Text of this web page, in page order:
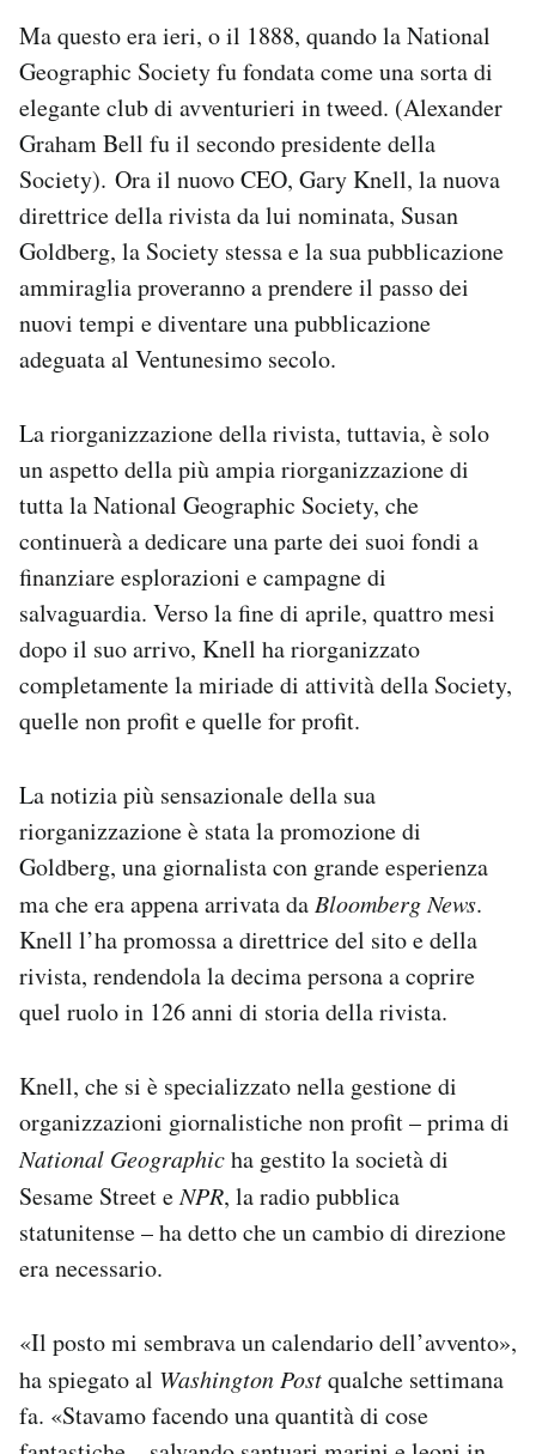
Ma questo era ieri, o il 1888, quando la National
Geographic Society fu fondata come una sorta di
elegante club di avventurieri in tweed. (Alexander
Graham Bell fu il secondo presidente della
Society). Ora il nuovo CEO, Gary Knell, la nuova
direttrice della rivista da lui nominata, Susan
Goldberg, la Society stessa e la sua pubblicazione
ammiraglia proveranno a prendere il passo dei
nuovi tempi e diventare una pubblicazione
adeguata al Ventunesimo secolo.
La riorganizzazione della rivista, tuttavia, è solo
un aspetto della più ampia riorganizzazione di
tutta la National Geographic Society, che
continuerà a dedicare una parte dei suoi fondi a
finanziare esplorazioni e campagne di
salvaguardia. Verso la fine di aprile, quattro mesi
dopo il suo arrivo, Knell ha riorganizzato
completamente la miriade di attività della Society,
quelle non profit e quelle for profit.
La notizia più sensazionale della sua
riorganizzazione è stata la promozione di
Goldberg, una giornalista con grande esperienza
ma che era appena arrivata da Bloomberg News.
Knell l’ha promossa a direttrice del sito e della
rivista, rendendola la decima persona a coprire
quel ruolo in 126 anni di storia della rivista.
Knell, che si è specializzato nella gestione di
organizzazioni giornalistiche non profit – prima di
National Geographicha gestito la società di
Sesame Street e NPR, la radio pubblica
statunitense – ha detto che un cambio di direzione
era necessario.
«Il posto mi sembrava un calendario dell’avvento»,
ha spiegato al Washington Postqualche settimana
fa. «Stavamo facendo una quantità di cose